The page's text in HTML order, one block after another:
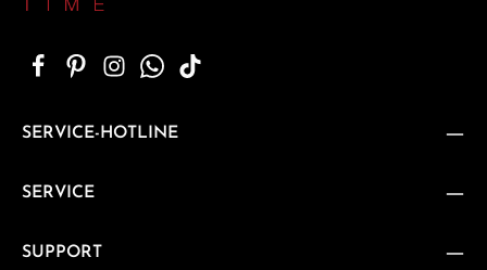
SERVICE-HOTLINE
SERVICE
SUPPORT